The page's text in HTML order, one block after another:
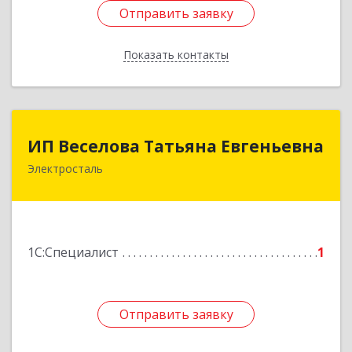
Отправить заявку
Показать контакты
Отправить заявку
Назад
ИП Веселова Татьяна Евгеньевна
Электросталь
1С:Специалист 1
Отправить заявку
144000, Московская обл, Электросталь г,
Отправить заявку